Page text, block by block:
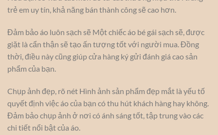
trẻ em uy tín, khả năng bán thành công sẽ cao hơn.
Đảm bảo áo luôn sạch sẽ Một chiếc áo bé gái sạch sẽ, được
giặt là cẩn thận sẽ tạo ấn tượng tốt với người mua. Đồng
thời, điều này cũng giúp cửa hàng ký gửi đánh giá cao sản
phẩm của bạn.
Chụp ảnh đẹp, rõ nét Hình ảnh sản phẩm đẹp mắt là yếu tố
quyết định việc áo của bạn có thu hút khách hàng hay không.
Đảm bảo chụp ảnh ở nơi có ánh sáng tốt, tập trung vào các
chi tiết nổi bật của áo.